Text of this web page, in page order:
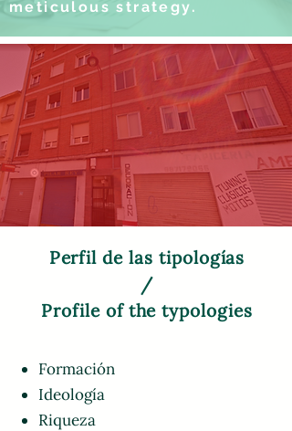
meticulous strategy.
Perfil de las tipologías
/
Profile of the typologies
Formación
Ideología
Riqueza